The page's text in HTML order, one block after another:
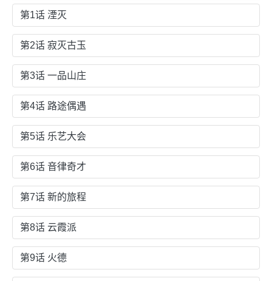
第1话 湮灭
第2话 寂灭古玉
第3话 一品山庄
第4话 路途偶遇
第5话 乐艺大会
第6话 音律奇才
第7话 新的旅程
第8话 云霞派
第9话 火德